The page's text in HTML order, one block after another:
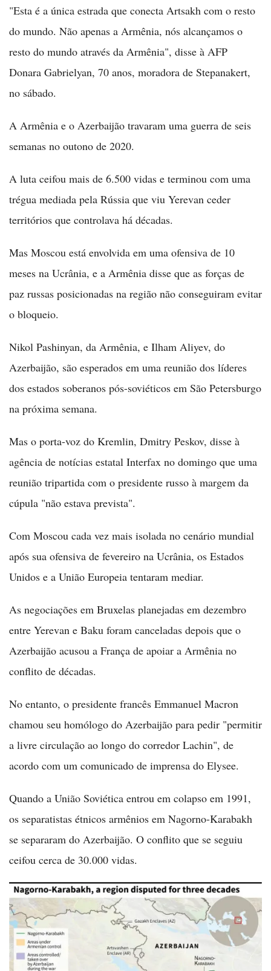
"Esta é a única estrada que conecta Artsakh com o resto
do mundo. Não apenas a Armênia, nós alcançamos o
resto do mundo através da Armênia", disse à AFP
Donara Gabrielyan, 70 anos, moradora de Stepanakert,
no sábado.
A Armênia e o Azerbaijão travaram uma guerra de seis
semanas no outono de 2020.
A luta ceifou mais de 6.500 vidas e terminou com uma
trégua mediada pela Rússia que viu Yerevan ceder
territórios que controlava há décadas.
Mas Moscou está envolvida em uma ofensiva de 10
meses na Ucrânia, e a Armênia disse que as forças de
paz russas posicionadas na região não conseguiram evitar
o bloqueio.
Nikol Pashinyan, da Armênia, e Ilham Aliyev, do
Azerbaijão, são esperados em uma reunião dos líderes
dos estados soberanos pós-soviéticos em São Petersburgo
na próxima semana.
Mas o porta-voz do Kremlin, Dmitry Peskov, disse à
agência de notícias estatal Interfax no domingo que uma
reunião tripartida com o presidente russo à margem da
cúpula "não estava prevista".
Com Moscou cada vez mais isolada no cenário mundial
após sua ofensiva de fevereiro na Ucrânia, os Estados
Unidos e a União Europeia tentaram mediar.
As negociações em Bruxelas planejadas em dezembro
entre Yerevan e Baku foram canceladas depois que o
Azerbaijão acusou a França de apoiar a Armênia no
conflito de décadas.
No entanto, o presidente francês Emmanuel Macron
chamou seu homólogo do Azerbaijão para pedir "permitir
a livre circulação ao longo do corredor Lachin", de
acordo com um comunicado de imprensa do Elysee.
Quando a União Soviética entrou em colapso em 1991,
os separatistas étnicos armênios em Nagorno-Karabakh
se separaram do Azerbaijão. O conflito que se seguiu
ceifou cerca de 30.000 vidas.